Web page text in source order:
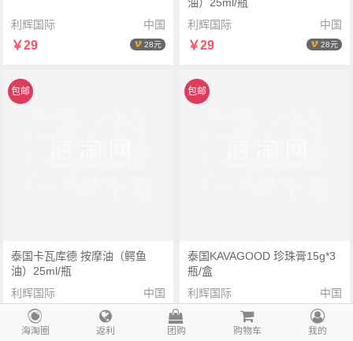
利辉国际 中国
￥29 28元
利辉国际
中国
￥29 28元
包邮
泰国卡瓦库德 按摩油（鳄鱼
油）25ml/瓶
利辉国际
中国
￥29
包邮
泰国KAVAGOOD 珍珠膏15g*3
瓶/盒
利辉国际
中国
35元
海淘圈 返利 团购 购物车 我的